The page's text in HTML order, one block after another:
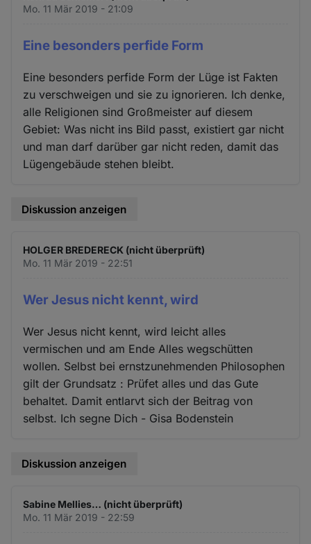
Mo. 11 Mär 2019 - 21:09
Eine besonders perfide Form
Eine besonders perfide Form der Lüge ist Fakten
zu verschweigen und sie zu ignorieren. Ich denke,
alle Religionen sind Großmeister auf diesem
Gebiet: Was nicht ins Bild passt, existiert gar nicht
und man darf darüber gar nicht reden, damit das
Lügengebäude stehen bleibt.
Diskussion anzeigen
HOLGER BREDERECK (nicht überprüft)
Mo. 11 Mär 2019 - 22:51
Wer Jesus nicht kennt, wird
Wer Jesus nicht kennt, wird leicht alles
vermischen und am Ende Alles wegschütten
wollen. Selbst bei ernstzunehmenden Philosophen
gilt der Grundsatz : Prüfet alles und das Gute
behaltet. Damit entlarvt sich der Beitrag von
selbst. Ich segne Dich - Gisa Bodenstein
Diskussion anzeigen
Sabine Mellies… (nicht überprüft)
Mo. 11 Mär 2019 - 22:59